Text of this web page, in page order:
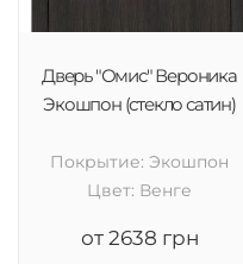
Дверь "Омис" Вероника
Экошпон (стекло сатин)
Покрытие: Экошпон
Цвет: Венге
от 2638 грн